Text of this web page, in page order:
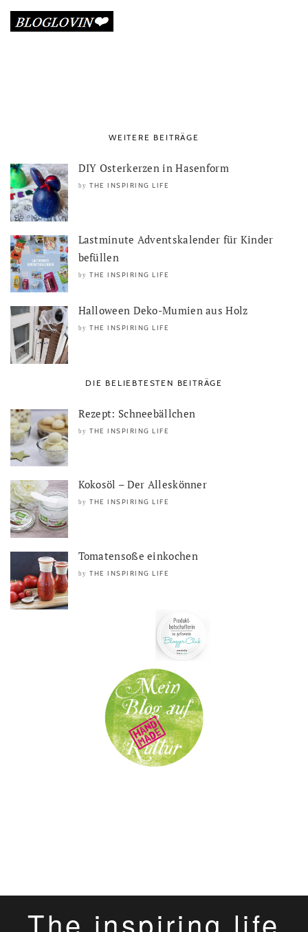
WEITERE BEITRÄGE
DIY Osterkerzen in Hasenform
by THE INSPIRING LIFE
Lastminute Adventskalender für Kinder
befüllen
by THE INSPIRING LIFE
Halloween Deko-Mumien aus Holz
by THE INSPIRING LIFE
DIE BELIEBTESTEN BEITRÄGE
Rezept: Schneebällchen
by THE INSPIRING LIFE
Kokosöl – Der Alleskönner
by THE INSPIRING LIFE
Tomatensoße einkochen
by THE INSPIRING LIFE
The inspiring life